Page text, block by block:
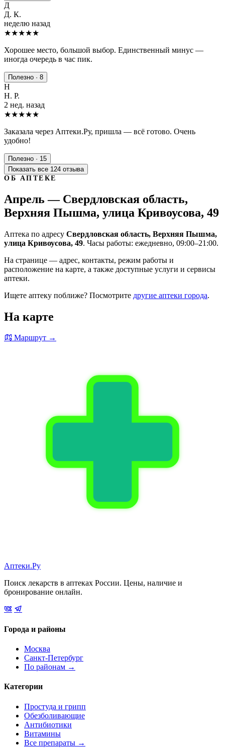
Д
Д. К.
неделю назад
★★★★★
Хорошее место, большой выбор. Единственный минус —
иногда очередь в час пик.
Полезно · 8
Н
Н. Р.
2 нед. назад
★★★★★
Заказала через Аптеки.Ру, пришла — всё готово. Очень
удобно!
Полезно · 15
Показать все 124 отзыва
ОБ АПТЕКЕ
Апрель — Свердловская область,
Верхняя Пышма, улица Кривоусова, 49
Аптека по адресу Свердловская область, Верхняя Пышма,
улица Кривоусова, 49. Часы работы: ежедневно, 09:00–21:00.
На странице — адрес, контакты, режим работы и
расположение на карте, а также доступные услуги и сервисы
аптеки.
Ищете аптеку поближе? Посмотрите другие аптеки города.
На карте
Маршрут →
Аптеки.Ру
Поиск лекарств в аптеках России. Цены, наличие и
бронирование онлайн.
Города и районы
Москва
Санкт-Петербург
По районам →
Категории
Простуда и грипп
Обезболивающие
Антибиотики
Витамины
Все препараты →